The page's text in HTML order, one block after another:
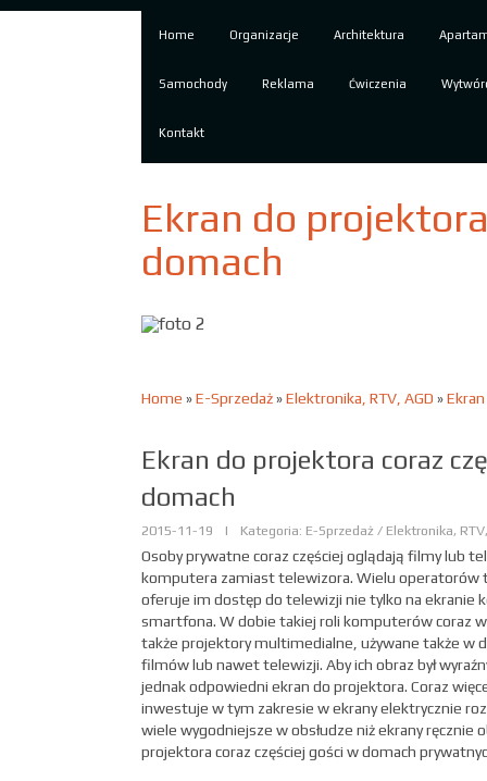
Home Organizacje Architektura
Samochody Reklama Ćwiczenia
Kontakt
Ekran do
domach
Home »E-Sprzedaż»Elektronika, RTV, AGD »
Ekran do projektora coraz
domach
2015-11-19 | Kategoria: E-Sprzedaż / Elektronika,
Osoby prywatne coraz częściej oglądają filmy lub
komputera zamiast telewizora. Wielu operatorów
oferuje im dostęp do telewizji nie tylko na ekranie
smartfona. W dobie takiej roli komputerów coraz
także projektory multimedialne, używane także w
filmów lub nawet telewizji. Aby ich obraz był
jednak odpowiedni ekran do projektora. Coraz
inwestuje w tym zakresie w ekrany elektrycznie
wiele wygodniejsze w obsłudze niż ekrany ręcznie
projektora coraz częściej gości w domach